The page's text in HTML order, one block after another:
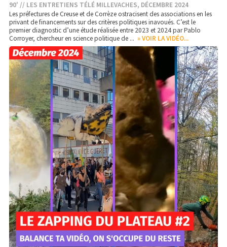
90' // LES ENTRETIENS TÉLÉ MILLEVACHES, DÉCEMBRE 2024
Les préfectures de Creuse et de Corrèze ostracisent des associations en les
privant de financements sur des critères politiques inavoués. C’est le
premier diagnostic d’une étude réalisée entre 2023 et 2024 par Pablo
Corroyer, chercheur en science politique de ... » VOIR LA VIDÉO...